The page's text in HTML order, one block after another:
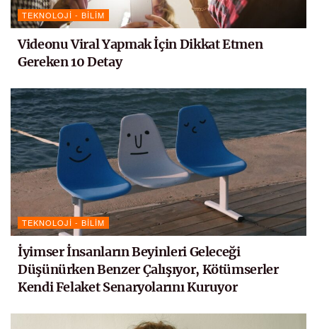
TEKNOLOJI - BILIM
Videonu Viral Yapmak İçin Dikkat Etmen
Gereken 10 Detay
TEKNOLOJI - BILIM
İyimser İnsanların Beyinleri Geleceği
Düşünürken Benzer Çalışıyor, Kötümserler
Kendi Felaket Senaryolarını Kuruyor